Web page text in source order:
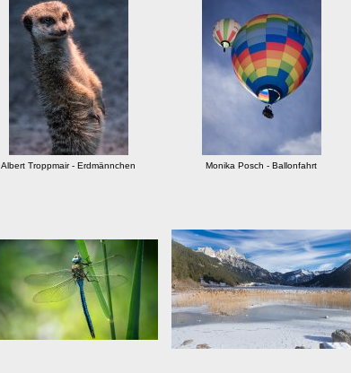
Albert Troppmair - Erdmännchen Monika Posch - Ballonfahrt